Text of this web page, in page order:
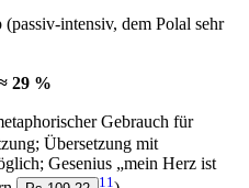
intensiv, dem Polal sehr
29 %
Gebrauch für
Übersetzung mit
Gesenius „mein Herz ist
11